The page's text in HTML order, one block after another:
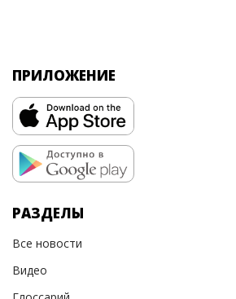
ПРИЛОЖЕНИЕ
РАЗДЕЛЫ
Все новости
Видео